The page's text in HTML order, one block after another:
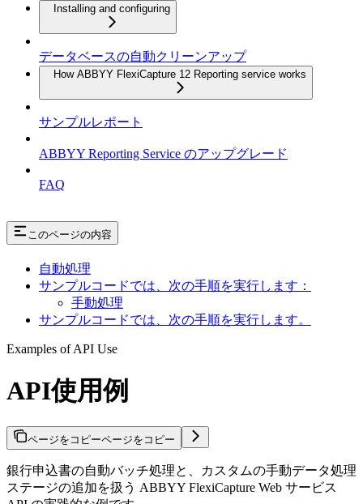
Installing and configuring
データベースの自動クリーンアップ
How ABBYY FlexiCapture 12 Reporting service works
サンプルレポート
ABBYY Reporting Service のアップグレード
FAQ
このページの内容
自動処理
サンプルコードでは、次の手順を実行します：
手動処理
サンプルコードでは、次の手順を実行します。
Examples of API Use
API使用例
ページをコピーページをコピー
銀行申込書の自動バッチ処理と、カスタムの手動データ処理
ステージの追加を扱う ABBYY FlexiCapture Web サービス